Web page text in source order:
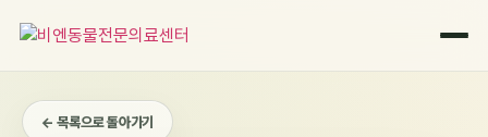
← 목록으로 돌아가기